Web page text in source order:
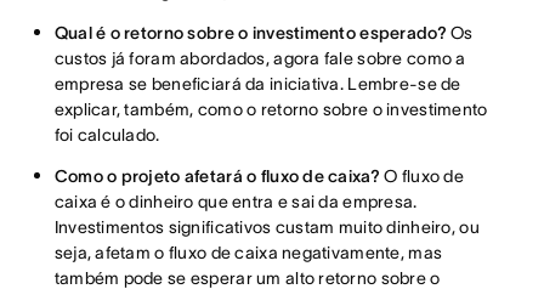
Qual é o retorno sobre o investimento esperado? Os
custos já foram abordados, agora fale sobre como a
empresa se beneficiará da iniciativa. Lembre-se de
explicar, também, como o retorno sobre o investimento
foi calculado.
Como o projeto afetará o fluxo de caixa? O fluxo de
caixa é o dinheiro que entra e sai da empresa.
Investimentos significativos custam muito dinheiro, ou
seja, afetam o fluxo de caixa negativamente, mas
também pode se esperar um alto retorno sobre o